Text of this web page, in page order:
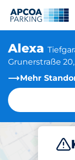
Alexa
Grunerstraße 20,
Mehr